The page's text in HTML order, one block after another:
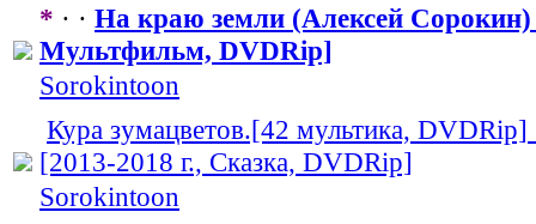
* · · На краю земли (Алексей Сорокин)
Мультфильм, DVDRip]
Sorokintoon
Кура зумацветов.[42 мультика,
[2013-2018 г., Сказка, DVDRip]
Sorokintoon